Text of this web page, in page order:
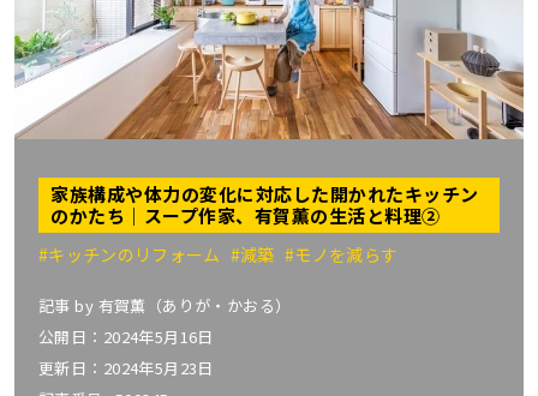
家族構成や体力の変化に対応した開かれたキッチン
のかたち｜スープ作家、有賀薫の生活と料理②
#キッチンのリフォーム #減築#モノを減らす
記事 by 有賀薫（ありが・かおる）
公開日：2024年5月16日
更新日：2024年5月23日